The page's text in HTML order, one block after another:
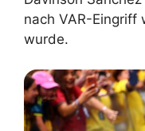
nach VAR-Eingriff
wurde.